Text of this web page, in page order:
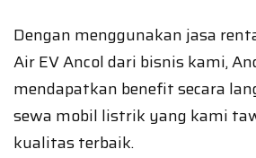
Dengan menggunakan jasa
Air EV Ancol dari bisnis kami,
mendapatkan benefit secara
sewa mobil listrik yang kami
kualitas terbaik.